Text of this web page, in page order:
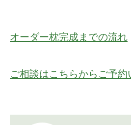
オーダー枕完成までの流れ
ご相談はこちらからご予約